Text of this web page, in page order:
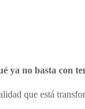
ya no basta con
que está